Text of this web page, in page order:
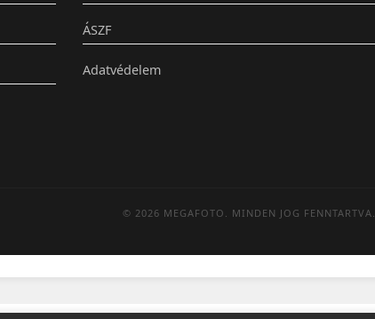
ÁSZF
Adatvédelem
© 2026 MEGAFOTO. MINDEN JOG FENNTARTVA.